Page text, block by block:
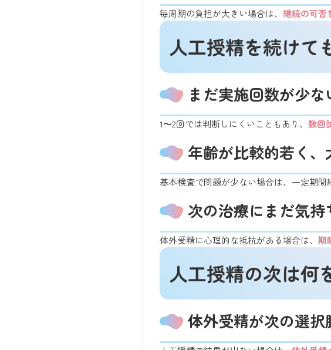
毎周期の負担が大きい場合は、 継続の可否
人工授精を続けて
まだ実施回数が少な
1〜2回では判断しにくいこともあり、 数回
年齢が比較的若く
基本検査で問題が少ない場合は、一定期間
次の治療にまだ気
体外受精に心理的な抵抗がある場合は、 期
人工授精の次は何
体外受精が次の選